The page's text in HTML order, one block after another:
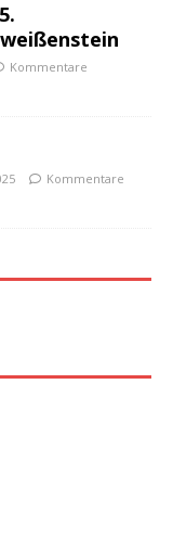
Kommentare
Kommentare